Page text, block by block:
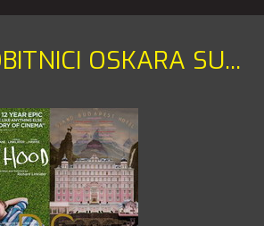
OSKARA SU...